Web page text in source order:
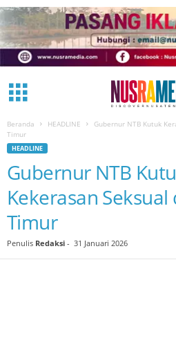
Beranda HEADLINE
Gubernur NTB Kutuk
Timur
HEADLINE
Gubernur NTB
Kekerasan
Timur
Penulis Redaksi - 31 Januari 2026